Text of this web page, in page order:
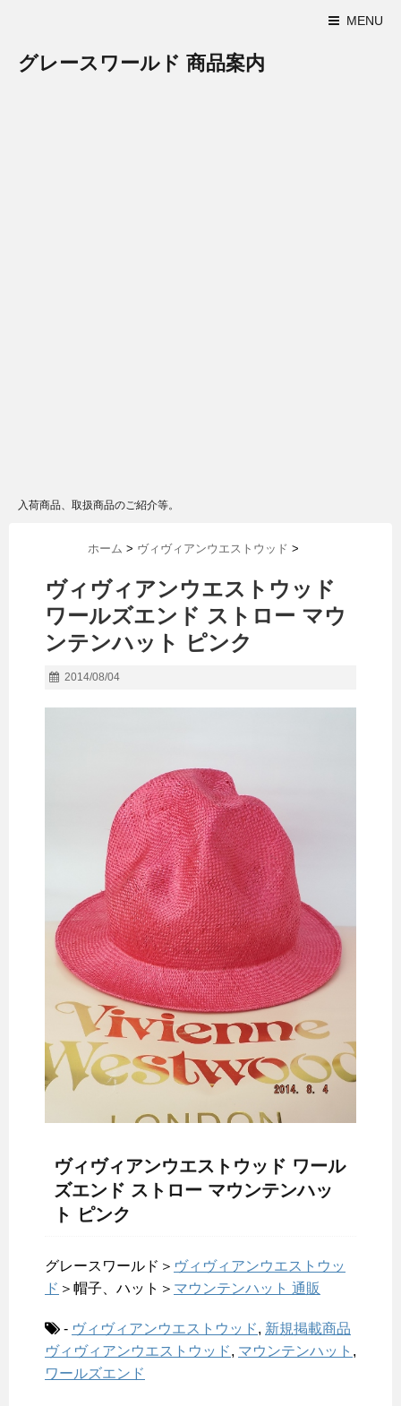
MENU
グレースワールド 商品案内
入荷商品、取扱商品のご紹介等。
ホーム > ヴィヴィアンウエストウッド >
ヴィヴィアンウエストウッド
ワールズエンド ストロー マウ
ンテンハット ピンク
2014/08/04
ヴィヴィアンウエストウッド ワール
ズエンド ストロー マウンテンハッ
ト ピンク
グレースワールド＞ ヴィヴィアンウエストウッ
ド ＞帽子、ハット＞ マウンテンハット 通販
- ヴィヴィアンウエストウッド, 新規掲載商品
ヴィヴィアンウエストウッド, マウンテンハット ,
ワールズエンド